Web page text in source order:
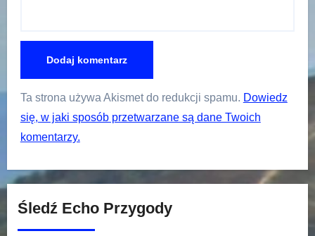
Ta strona używa Akismet do redukcji spamu. Dowiedz
się, w jaki sposób przetwarzane są dane Twoich
komentarzy.
Śledź Echo Przygody